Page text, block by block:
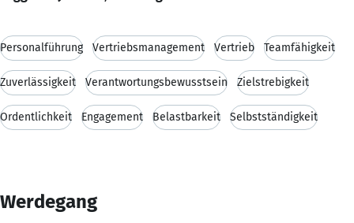
Personalführung Vertriebsmanagement Vertrieb Teamfähigkeit
Zuverlässigkeit Verantwortungsbewusstsein Zielstrebigkeit
Ordentlichkeit Engagement Belastbarkeit Selbstständigkeit
Werdegang